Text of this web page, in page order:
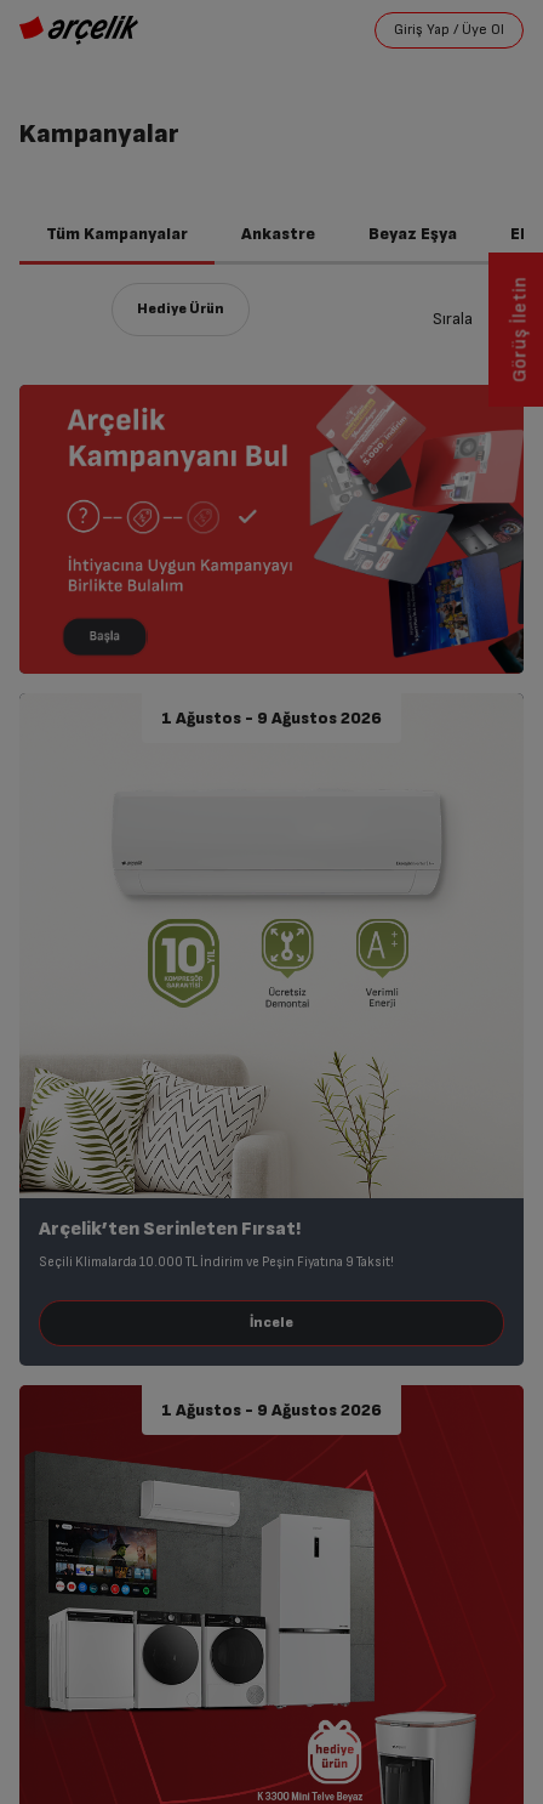
Kampanyalar
Tüm Kampanyalar Ankastre Beyaz Eşya
Sırala
1 Ağustos - 9 Ağustos 2026
Arçelik’ten Serinleten Fırsat!
Seçili Klimalarda 10.000 TL İndirim ve Peşin Fiyatına 9 Taksit!
1 Ağustos - 9 Ağustos 2026
Görüş İletin